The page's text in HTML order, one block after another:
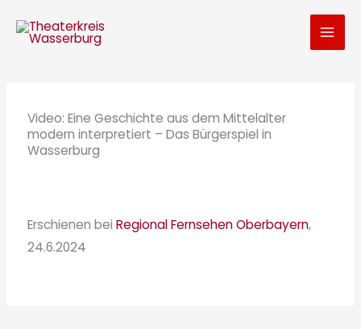
Inhalt
Video: Eine Geschichte aus dem Mittelalter
modern interpretiert – Das Bürgerspiel in
Wasserburg
Erschienen bei Regional Fernsehen Oberbayern,
24.6.2024